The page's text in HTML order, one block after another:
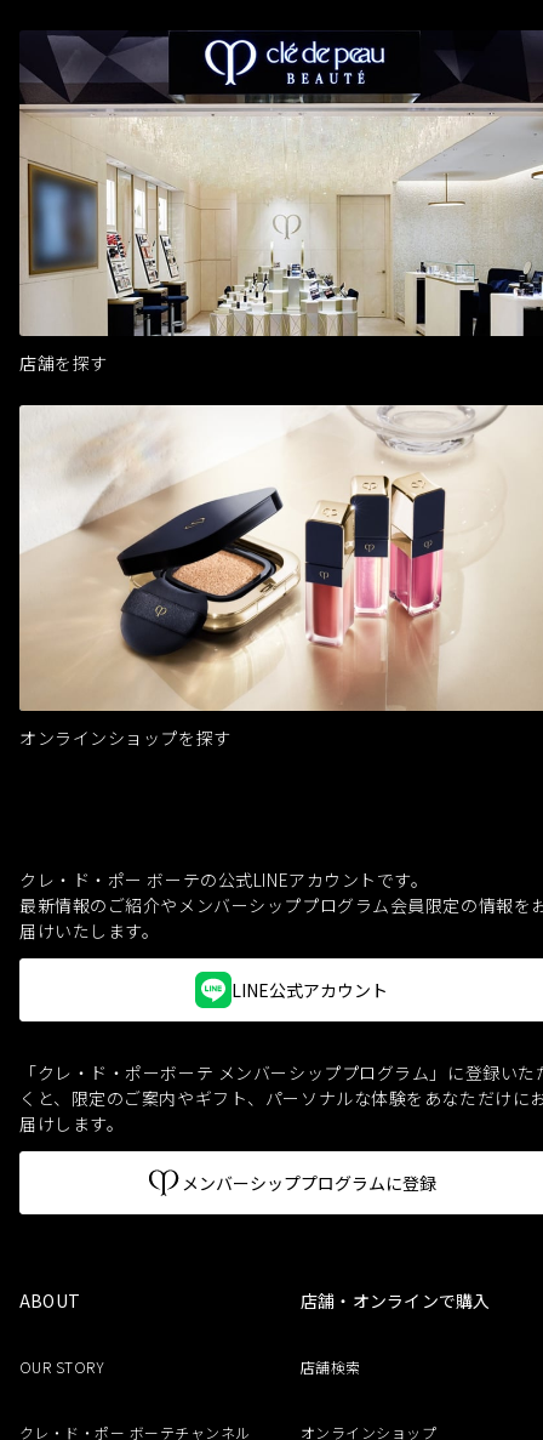
店舗を探す
オンラインショップを探す
クレ・ド・ポー ボーテの公式LINEアカウントです。
最新情報のご紹介やメンバーシッププログラム会員限定の情報を
届けいたします。
LINE公式アカウント
「クレ・ド・ポーボーテ メンバーシッププログラム」に登録いた
くと、 限定のご案内やギフト、パーソナルな体験をあなただけに
届けします。
メンバーシッププログラムに登録
ABOUT
OUR STORY
クレ・ド・ポー ボーテチャンネル
店舗・オンラインで購入
店舗検索
オンラインショップ